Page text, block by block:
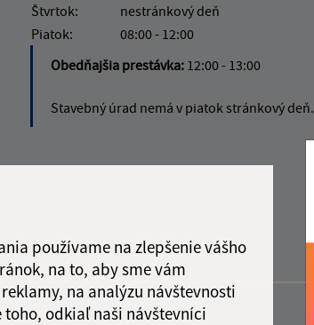
používame na zlepšenie vášho
na to, aby sme vám
na analýzu návštevnosti
odkiaľ naši návštevníci
Štvrtok:
nestránkový deň
Piatok:
08:00 - 12:00
Obedňajšia prestávka: 12:00 - 13:00
Stavebný úrad nemá v piatok stránkový deň.